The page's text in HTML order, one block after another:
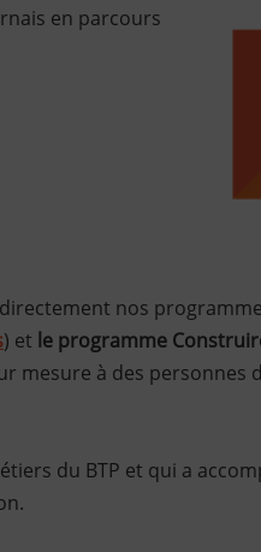
en parcours
nos
) et le programme
mesure à des
du BTP et qui a